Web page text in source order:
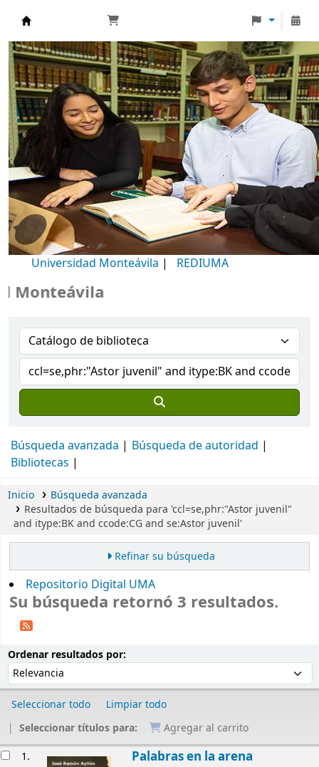
Biblioteca Universidad Monteávila
Universidad Monteávila | REDIUMA
Búsqueda avanzada
Búsqueda de autoridad
Bibliotecas
Inicio
Búsqueda avanzada
Resultados de búsqueda para 'ccl=se,phr:"Astor juvenil"
and itype:BK and ccode:CG and se:Astor juvenil'
Refinar su búsqueda
Repositorio Digital UMA
Su búsqueda retornó 3 resultados.
Ordenar resultados por:
Seleccionar todo
Limpiar todo
Seleccionar títulos para:
Agregar al carrito
1. Palabras en la arena